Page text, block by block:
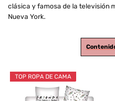
clásica y famosa de la televisión
Nueva York.
TOP ROPA DE CAMA